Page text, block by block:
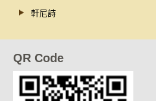
軒尼詩
QR Code